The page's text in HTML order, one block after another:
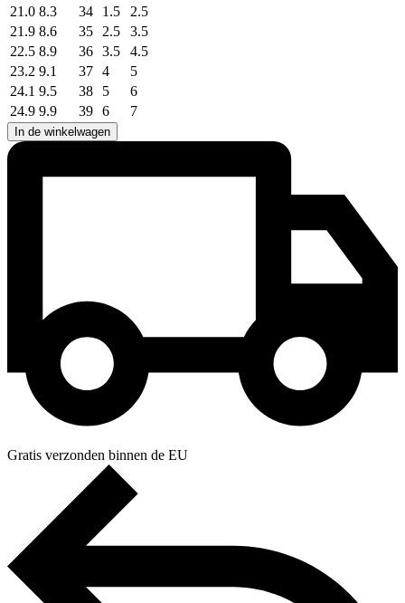
21.0 8.3 34 1.5
2.5
21.9 8.6 35 2.5
3.5
22.5 8.9 36 3.5
4.5
23.2 9.1 37 4
5
24.1 9.5 38 5
6
24.9 9.9 39 6 7
In de winkelwagen
Gratis verzonden binnen de EU